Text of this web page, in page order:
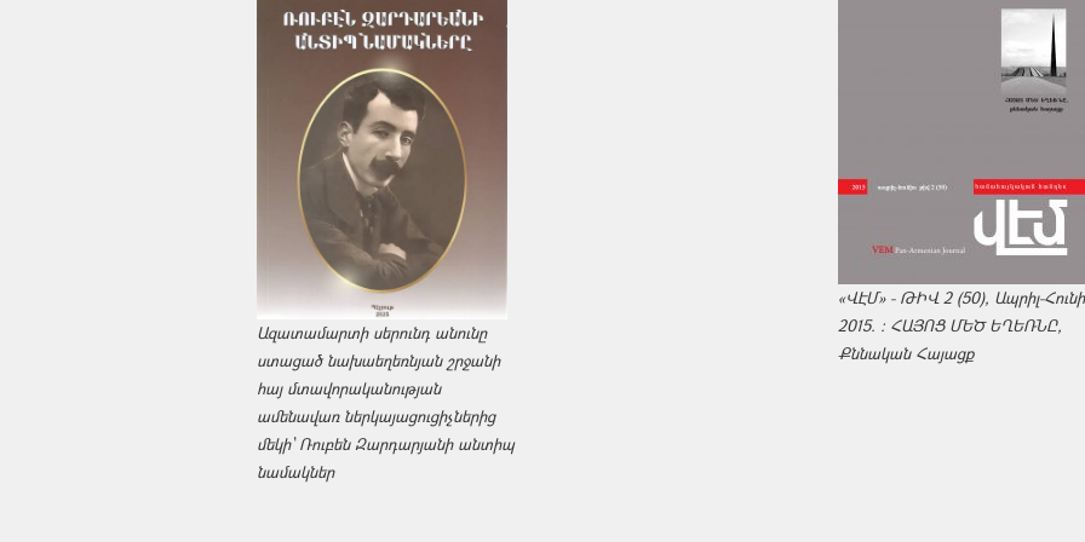
Ազատամարտի սերունդ անունը
ստացած նախաեղեռնյան շրջանի
հայ մտավորականության
ամենավառ ներկայացուցիչներից
մեկի՝ Ռուբեն Զարդարյանի անտիպ
նամակներ
«ՎԷՄ» - ԹԻՎ 2 (50), Ապրիլ-
2015. : ՀԱՅՈՑ ՄԵԾ ԵՂԵՌՆԸ,
Քննական Հայացք